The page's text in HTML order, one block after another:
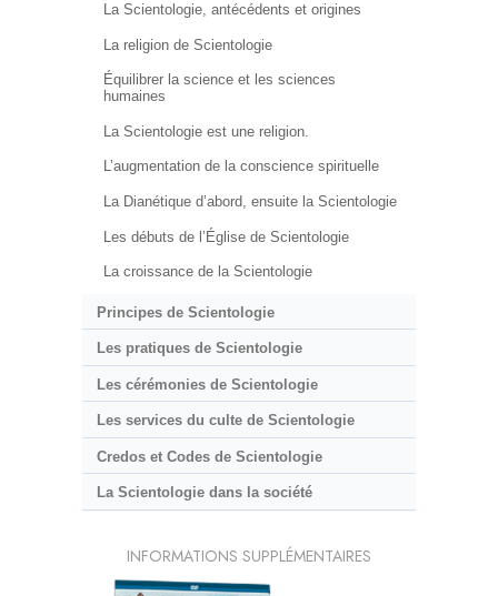
La Scientologie, antécédents et origines
La religion de Scientologie
Équilibrer la science et les sciences
humaines
La Scientologie est une religion.
L’augmentation de la conscience spirituelle
La Dianétique d’abord, ensuite la Scientologie
Les débuts de l’Église de Scientologie
La croissance de la Scientologie
Principes de Scientologie
Les pratiques de Scientologie
Les cérémonies de Scientologie
Les services du culte de Scientologie
Credos et Codes de Scientologie
La Scientologie dans la société
INFORMATIONS SUPPLÉMENTAIRES